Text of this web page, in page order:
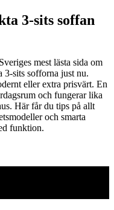
3-sits soffan
mest lästa sida om
3-sits sofforna just nu.
eller extra prisvärt. En
och fungerar lika
Här får du tips på allt
och smarta
funktion.